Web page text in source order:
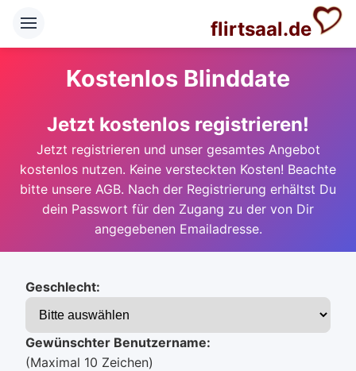
flirtsaal.de
Kostenlos Blinddate
Jetzt kostenlos registrieren!
Jetzt registrieren und unser gesamtes Angebot
kostenlos nutzen. Keine versteckten Kosten! Beachte
bitte unsere AGB. Nach der Registrierung erhältst Du
dein Passwort für den Zugang zu der von Dir
angegebenen Emailadresse.
Geschlecht:
Gewünschter Benutzername:
(Maximal 10 Zeichen)